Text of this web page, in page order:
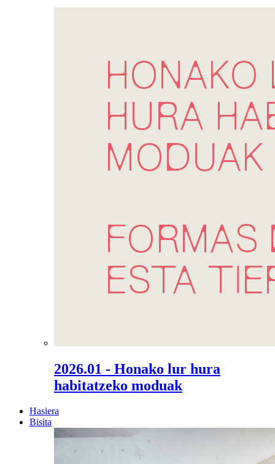
2026.01 - Honako lur hura
habitatzeko moduak
Hasiera
Bisita